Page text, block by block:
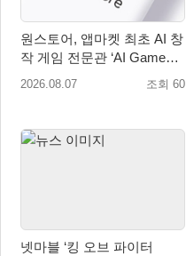
원스토어, 앱마켓 최초 AI 창
작 게임 전문관 ‘AI Games’
오픈
2026.08.07 조회 60
넷마블 ‘킹 오브 파이터